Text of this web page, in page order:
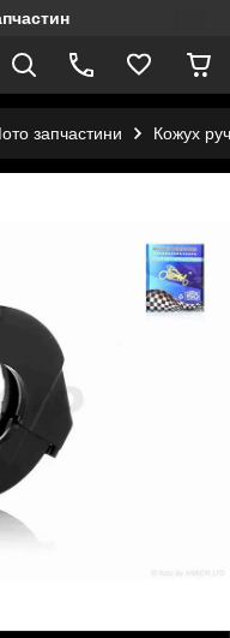
запчастини Кожух